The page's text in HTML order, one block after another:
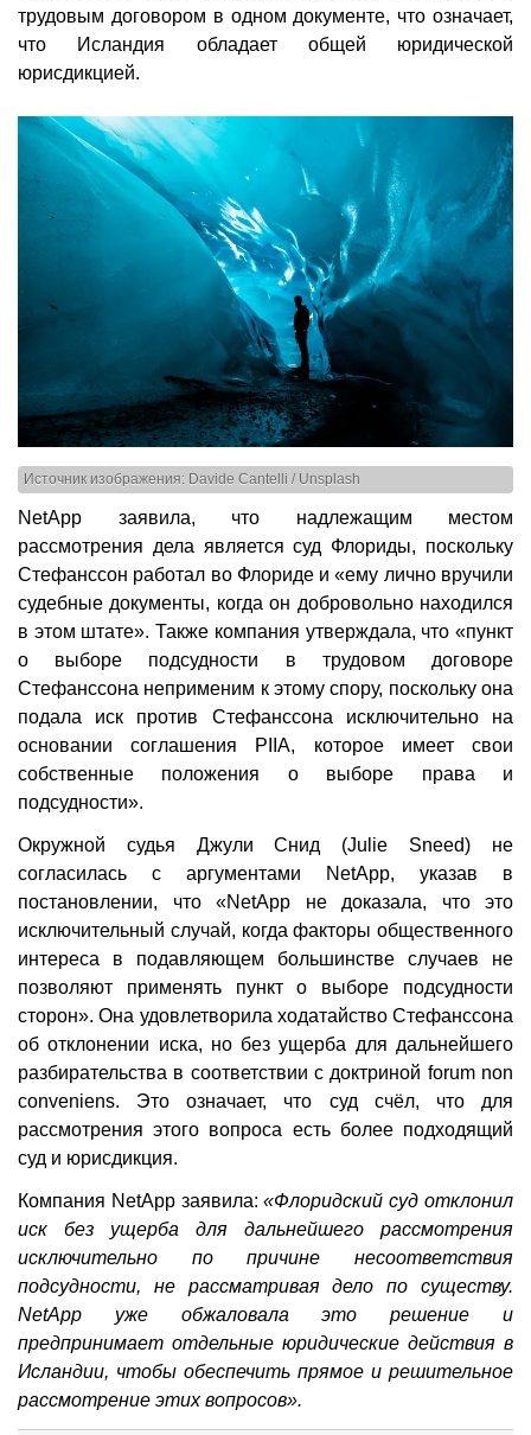
трудовым договором в одном документе, что означает,
что Исландия обладает общей юридической
юрисдикцией.
Источник изображения: Davide Cantelli / Unsplash
NetApp заявила, что надлежащим местом
рассмотрения дела является суд Флориды, поскольку
Стефанссон работал во Флориде и «ему лично вручили
судебные документы, когда он добровольно находился
в этом штате». Также компания утверждала, что «пункт
о выборе подсудности в трудовом договоре
Стефанссона неприменим к этому спору, поскольку она
подала иск против Стефанссона исключительно на
основании соглашения PIIA, которое имеет свои
собственные положения о выборе права и
подсудности».
Окружной судья Джули Снид (Julie Sneed) не
согласилась с аргументами NetApp, указав в
постановлении, что «NetApp не доказала, что это
исключительный случай, когда факторы общественного
интереса в подавляющем большинстве случаев не
позволяют применять пункт о выборе подсудности
сторон». Она удовлетворила ходатайство Стефанссона
об отклонении иска, но без ущерба для дальнейшего
разбирательства в соответствии с доктриной forum non
conveniens. Это означает, что суд счёл, что для
рассмотрения этого вопроса есть более подходящий
суд и юрисдикция.
Компания NetApp заявила:«Флоридский суд отклонил
иск без ущерба для дальнейшего рассмотрения
исключительно по причине несоответствия
подсудности, не рассматривая дело по существу.
NetApp уже обжаловала это решение и
предпринимает отдельные юридические действия в
Исландии, чтобы обеспечить прямое и решительное
рассмотрение этих вопросов».